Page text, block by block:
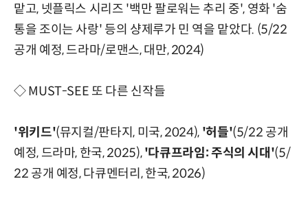
맡고, 넷플릭스 시리즈 '백만 팔로워는 추리 중', 영화 '숨
통을 조이는 사랑' 등의 샹제루가 민 역을 맡았다. (5/22
공개 예정, 드라마/로맨스, 대만, 2024)
◇ MUST-SEE 또 다른 신작들
'위키드'(뮤지컬/판타지, 미국, 2024), '허들'(5/22 공개
예정, 드라마, 한국, 2025),'다큐프라임: 주식의 시대'(5/
22 공개 예정, 다큐멘터리, 한국, 2026)